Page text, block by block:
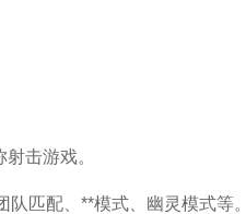
击游戏。
匹配、**模式、幽灵模式等